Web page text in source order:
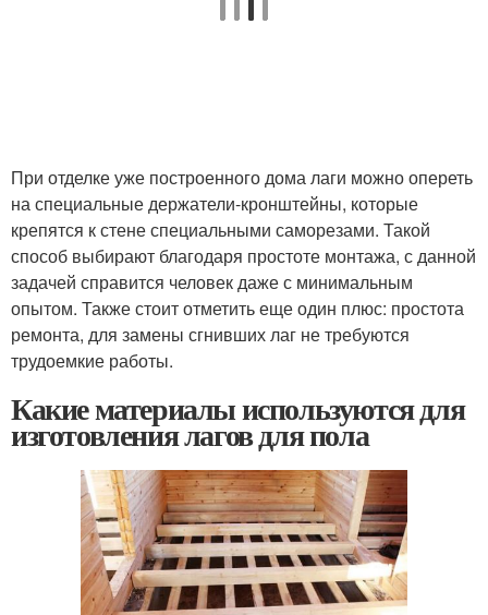
При отделке уже построенного дома лаги можно опереть
на специальные держатели-кронштейны, которые
крепятся к стене специальными саморезами. Такой
способ выбирают благодаря простоте монтажа, с данной
задачей справится человек даже с минимальным
опытом. Также стоит отметить еще один плюс: простота
ремонта, для замены сгнивших лаг не требуются
трудоемкие работы.
Какие материалы используются для
изготовления лагов для пола